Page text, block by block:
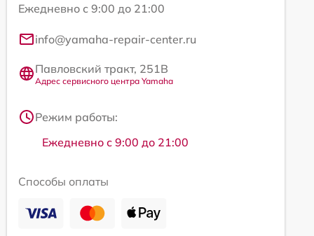
Ежедневно с 9:00 до 21:00
info@yamaha-repair-center.ru
Павловский тракт, 251В
Адрес сервисного центра Yamaha
Режим работы:
Ежедневно с 9:00 до 21:00
Способы оплаты